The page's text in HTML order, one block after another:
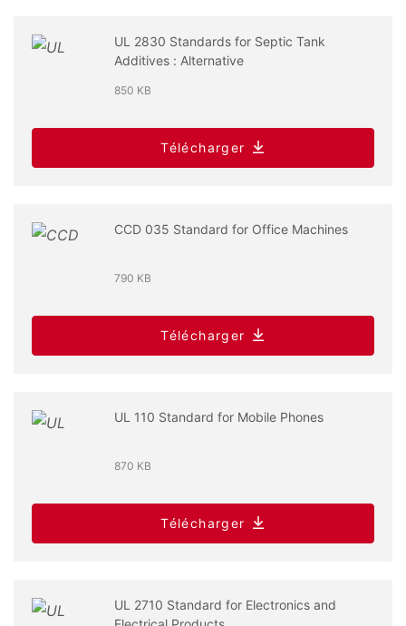
UL 2830 Standards for Septic Tank
Additives : Alternative
850 KB
Télécharger
CCD 035 Standard for Office Machines
790 KB
Télécharger
UL 110 Standard for Mobile Phones
870 KB
Télécharger
UL 2710 Standard for Electronics and